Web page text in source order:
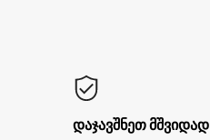
დაჯავშნეთ მშვიდად